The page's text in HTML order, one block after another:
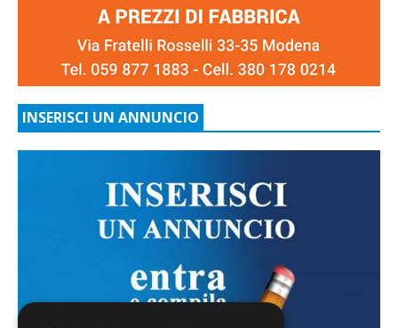
INSERISCI UN ANNUNCIO